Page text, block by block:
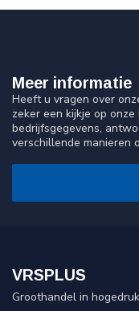
Meer informatie
Heeft u vragen over
zeker een kijkje op
bedrijfsgegevens,
verschillende manieren
VRSPLUS
Groothandel in